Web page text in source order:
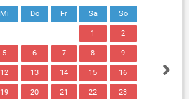
Mi Do Fr Sa So
1 2
5 6 7 8 9
12 13 14 15 16
19 20 21 22 23